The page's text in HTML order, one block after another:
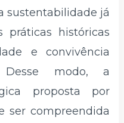
sustentabilidade já
práticas históricas
e convivência
modo, a
proposta por
ser compreendida